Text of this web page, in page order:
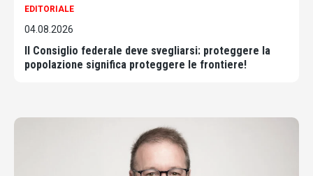
EDITORIALE
04.08.2026
Il Consiglio federale deve svegliarsi: proteggere la
popolazione significa proteggere le frontiere!